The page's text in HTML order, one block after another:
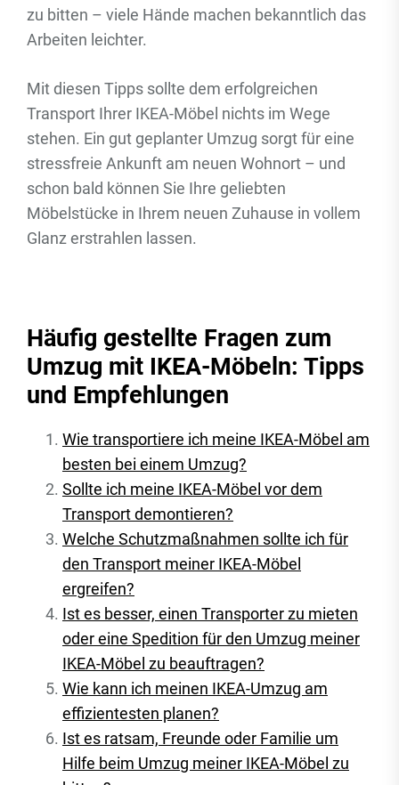
zu bitten – viele Hände machen bekanntlich das
Arbeiten leichter.
Mit diesen Tipps sollte dem erfolgreichen
Transport Ihrer IKEA-Möbel nichts im Wege
stehen. Ein gut geplanter Umzug sorgt für eine
stressfreie Ankunft am neuen Wohnort – und
schon bald können Sie Ihre geliebten
Möbelstücke in Ihrem neuen Zuhause in vollem
Glanz erstrahlen lassen.
Häufig gestellte Fragen zum
Umzug mit IKEA-Möbeln: Tipps
und Empfehlungen
Wie transportiere ich meine IKEA-Möbel am
besten bei einem Umzug?
Sollte ich meine IKEA-Möbel vor dem
Transport demontieren?
Welche Schutzmaßnahmen sollte ich für
den Transport meiner IKEA-Möbel
ergreifen?
Ist es besser, einen Transporter zu mieten
oder eine Spedition für den Umzug meiner
IKEA-Möbel zu beauftragen?
Wie kann ich meinen IKEA-Umzug am
effizientesten planen?
Ist es ratsam, Freunde oder Familie um
Hilfe beim Umzug meiner IKEA-Möbel zu